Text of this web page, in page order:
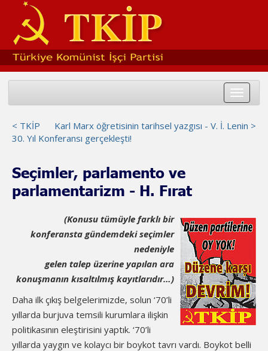
Toggle
Karl Marx öğretisinin tarihsel yazgısı - V. İ. Lenin >
< TKİP
30. Yıl Konferansı gerçekleşti!
Seçimler, parlamento ve
parlamentarizm - H. Fırat
(Konusu tümüyle farklı bir
konferansta gündemdeki seçimler
nedeniyle
gelen talep üzerine yapılan ara
konuşmanın kısaltılmış kayıtlarıdır…)
Daha ilk çıkış belgelerimizde, solun ‘70’li
yıllarda burjuva temsili kurumlara ilişkin
politikasının eleştirisini yaptık. ‘70’li
yıllarda yaygın ve kolaycı bir boykot tavrı vardı. Boykot belli